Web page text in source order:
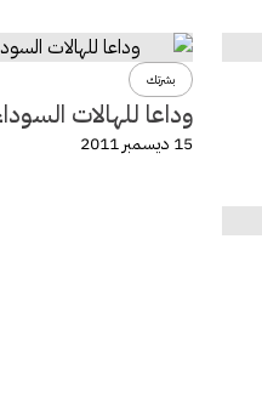
بشرتك
وداعا للهالات
15 ديسمبر 2011